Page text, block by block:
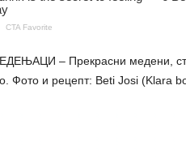
– Прекрасни медени,
Фото и рецепт: Beti Josi (Klara